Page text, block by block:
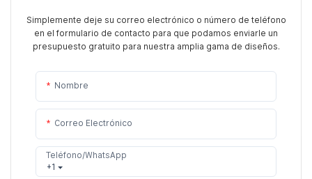
Simplemente deje su correo electrónico o número de teléfono
en el formulario de contacto para que podamos enviarle un
presupuesto gratuito para nuestra amplia gama de diseños.
Nombre
Correo Electrónico
+1
Teléfono/WhatsApp